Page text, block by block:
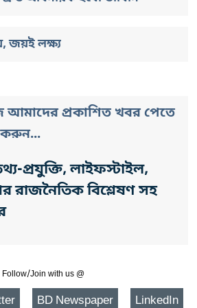
জয়ই লক্ষ্য
প্রকাশিত খবর পেতে
করুন...
প্রযুক্তি, লাইফস্টাইল,
রাজনৈতিক বিশ্লেষণ সহ
Follow/Join with us @
BD Newspaper LinkedIn